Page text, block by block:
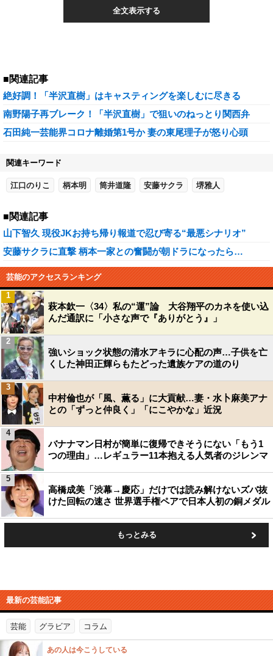
全文表示する
■関連記事
絶好調！「半沢直樹」はキャスティングを楽しむに尽きる
南野陽子再ブレーク！「半沢直樹」で狙いのねっとり関西弁
石田純一芸能界コロナ離婚第1号か 妻の東尾理子が怒り心頭
関連キーワード
江口のりこ 柄本明 筒井道隆 安藤サクラ 堺雅人
■関連記事
山下智久 現役JKお持ち帰り報道で忍び寄る“最悪シナリオ”
安藤サクラに直撃 柄本一家との奮闘が朝ドラになったら…
芸能のアクセスランキング
萩本欽一〈34〉私の“運”論 大谷翔平のカネを使い込
んだ通訳に「小さな声で『ありがとう』」
1
強いショック状態の清水アキラに心配の声…子供を亡
くした神田正輝らもたどった遺族ケアの道のり
2
中村倫也が「風、薫る」に大貢献…妻・水卜麻美アナ
との「ずっと仲良く」「にこやかな」近況
3
バナナマン日村が簡単に復帰できそうにない「もう1
つの理由」…レギュラー11本抱える人気者のジレンマ
4
高橋成美「渋幕→慶応」だけでは読み解けないズバ抜
けた回転の速さ 世界選手権ペアで日本人初の銅メダル
5
もっとみる
最新の芸能記事
芸能 グラビア コラム
あの人は今こうしている